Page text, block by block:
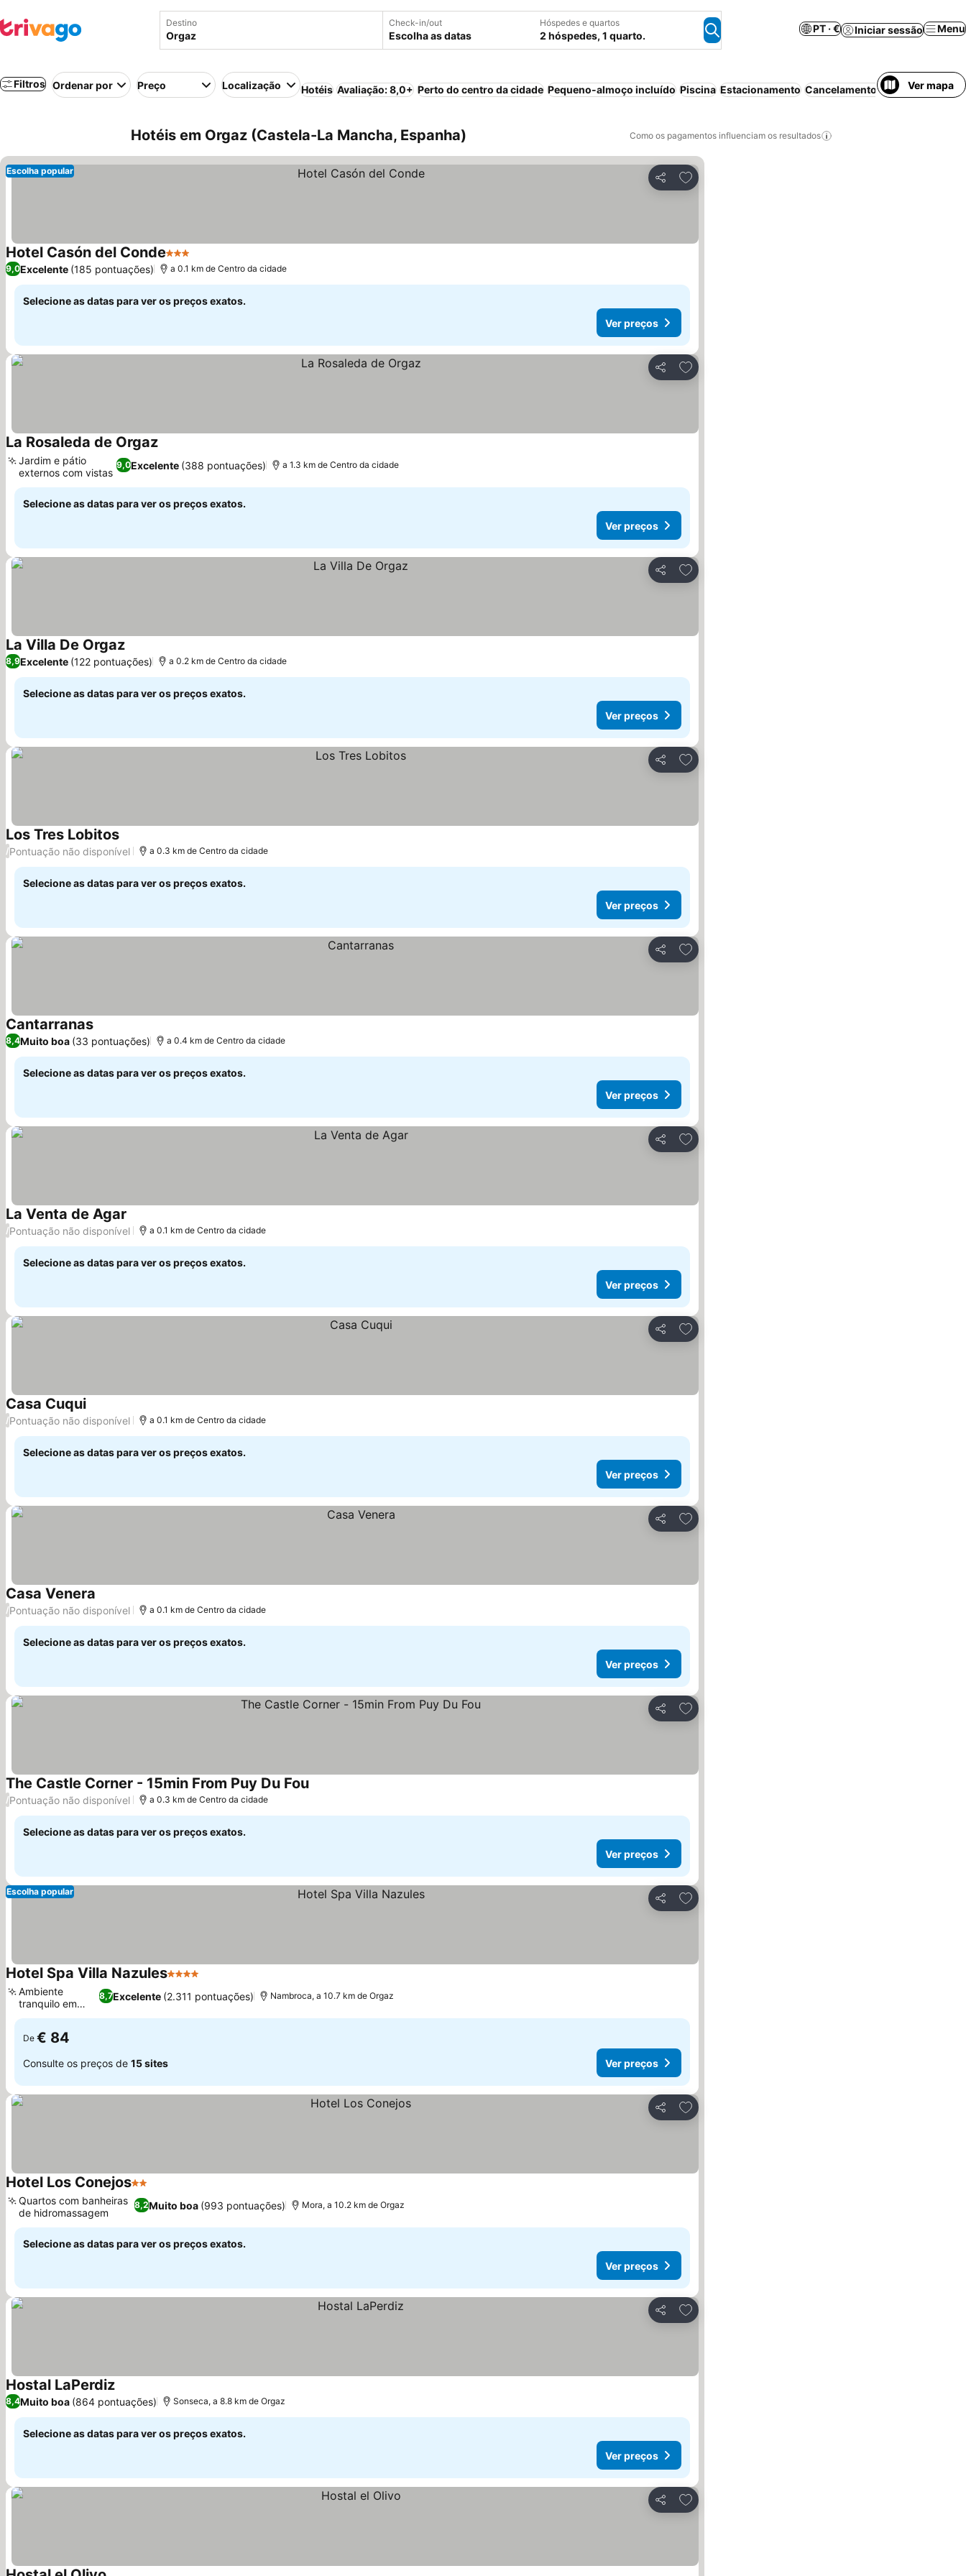
Destino Check-in/out
Escolha as datas
Hóspedes e quartos
2 hóspedes, 1 quarto.
PT · € Iniciar sessão Menu
Filtros Ordenar por Preço Localização Hotéis Avaliação: 8,0+ Perto do centro da cidade Pequeno-almoço incluído Piscina Estacionamento Cancelamento gratuitoVer mapa
Hotéis em Orgaz (Castela-La Mancha, Espanha) Como os pagamentos influenciam os resultados
Partilhar
Adicionar aos favoritos
Escolha popular
Hotel Casón del Conde3 Estrelas
9,0Excelente (185 pontuações) a 0.1 km de Centro da cidade
Selecione as datas para ver os preços exatos.
Ver preços
Partilhar
Adicionar aos favoritos
La Rosaleda de OrgazVer preços
9,0Excelente (388 pontuações)
Jardim e pátio
externos com vistas
a 1.3 km de Centro da cidade
Selecione as datas para ver os preços exatos.
Ver preços
Partilhar
Adicionar aos favoritos
La Villa De OrgazVer preços
8,9Excelente (122 pontuações) a 0.2 km de Centro da cidade
Selecione as datas para ver os preços exatos.
Ver preços
Partilhar
Adicionar aos favoritos
Los Tres LobitosVer preços
/Pontuação não disponível a 0.3 km de Centro da cidade
Selecione as datas para ver os preços exatos.
Ver preços
Partilhar
Adicionar aos favoritos
CantarranasVer preços
8,4Muito boa (33 pontuações) a 0.4 km de Centro da cidade
Selecione as datas para ver os preços exatos.
Ver preços
Partilhar
Adicionar aos favoritos
La Venta de Agar Ver preços
/Pontuação não disponível a 0.1 km de Centro da cidade
Selecione as datas para ver os preços exatos.
Ver preços
Partilhar
Adicionar aos favoritos
Casa CuquiVer preços
/Pontuação não disponível a 0.1 km de Centro da cidade
Selecione as datas para ver os preços exatos.
Ver preços
Partilhar
Adicionar aos favoritos
Casa Venera Ver preços
/Pontuação não disponível a 0.1 km de Centro da cidade
Selecione as datas para ver os preços exatos.
Ver preços
Partilhar
Adicionar aos favoritos
The Castle Corner - 15min From Puy Du FouVer preços
/Pontuação não disponível a 0.3 km de Centro da cidade
Selecione as datas para ver os preços exatos.
Ver preços
Partilhar
Adicionar aos favoritos
Escolha popular
Hotel Spa Villa Nazules4 Estrelas
8,7Excelente (2.311 pontuações)
Ambiente
tranquilo em
olival
Nambroca, a 10.7 km de Orgaz
De € 84
Consulte os preços de 15 sites Ver preços
Partilhar
Adicionar aos favoritos
Hotel Los Conejos2 Estrelas
8,2Muito boa (993 pontuações)
Quartos com banheiras
de hidromassagem
Mora, a 10.2 km de Orgaz
Selecione as datas para ver os preços exatos.
Ver preços
Partilhar
Adicionar aos favoritos
Hostal LaPerdizVer preços
8,4Muito boa (864 pontuações) Sonseca, a 8.8 km de Orgaz
Selecione as datas para ver os preços exatos.
Ver preços
Partilhar
Adicionar aos favoritos